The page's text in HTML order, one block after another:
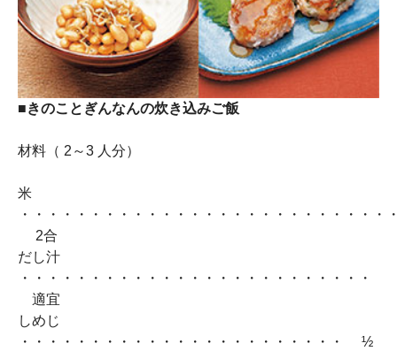
■きのことぎんなんの炊き込みご飯
材料（ 2～3 人分）
米
・・・・・・・・・・・・・・・・・・・・・・・・・・
2合
だし汁
・・・・・・・・・・・・・・・・・・・・・・・・・
適宜
しめじ
・・・・・・・・・・・・・・・・・・・・・・・ ½